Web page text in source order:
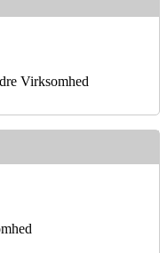
Virksomhed